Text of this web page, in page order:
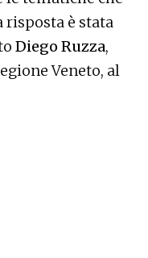
è stata
Diego Ruzza,
Veneto, al